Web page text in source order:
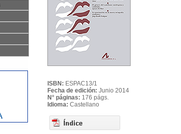
ISBN: ESPAC13/1
Fecha de edición: Junio 2014
N° páginas: 176 págs.
Idioma: Castellano